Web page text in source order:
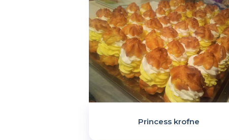
Princess krofne